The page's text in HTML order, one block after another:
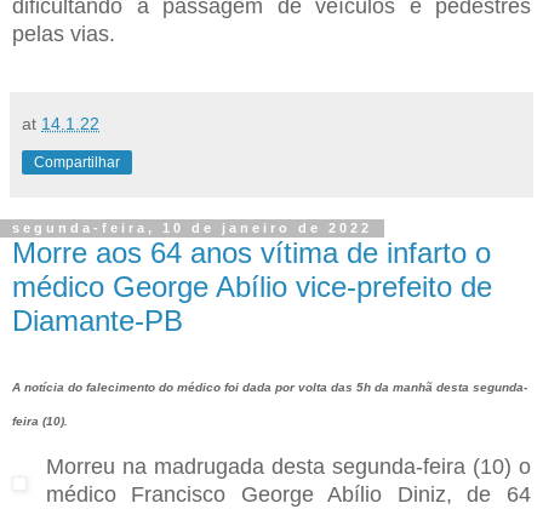
dificultando a passagem de veículos e pedestres
pelas vias.
at 14.1.22
Compartilhar
segunda-feira, 10 de janeiro de 2022
Morre aos 64 anos vítima de infarto o
médico George Abílio vice-prefeito de
Diamante-PB
A notícia do falecimento do médico foi dada por volta das 5h da manhã desta segunda-
feira (10).
Morreu na madrugada desta segunda-feira (10) o
médico Francisco George Abílio Diniz, de 64